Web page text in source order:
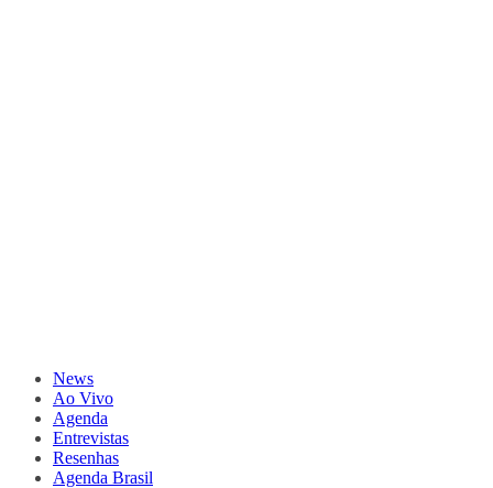
News
Ao Vivo
Agenda
Entrevistas
Resenhas
Agenda Brasil